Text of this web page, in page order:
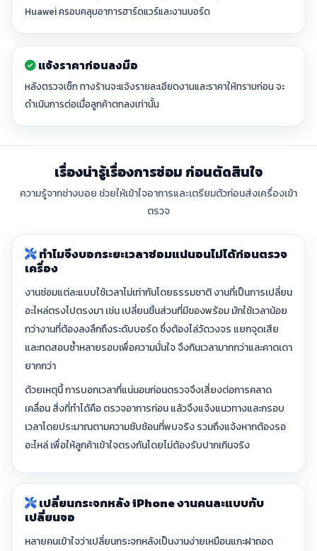
Huawei ครอบคลุมอาการฮาร์ดแวร์และงานบอร์ด
แจ้งราคาก่อนลงมือ
หลังตรวจเช็ก ทางร้านจะแจ้งรายละเอียดงานและราคาให้ทราบก่อน จะ
ดำเนินการต่อเมื่อลูกค้าตกลงเท่านั้น
เรื่องน่ารู้เรื่องการซ่อม ก่อนตัดสินใจ
ความรู้จากช่างบอย ช่วยให้เข้าใจอาการและเตรียมตัวก่อนส่งเครื่องเข้า
ตรวจ
ทำไมจึงบอกระยะเวลาซ่อมแน่นอนไม่ได้ก่อนตรวจ
เครื่อง
งานซ่อมแต่ละแบบใช้เวลาไม่เท่ากันโดยธรรมชาติ งานที่เป็นการเปลี่ยน
อะไหล่ตรงไปตรงมา เช่น เปลี่ยนชิ้นส่วนที่มีของพร้อม มักใช้เวลาน้อย
กว่างานที่ต้องลงลึกถึงระดับบอร์ด ซึ่งต้องไล่วัดวงจร แยกจุดเสีย
และทดสอบซ้ำหลายรอบเพื่อความมั่นใจ จึงกินเวลามากกว่าและคาดเดา
ยากกว่า
ด้วยเหตุนี้ การบอกเวลาที่แน่นอนก่อนตรวจจึงเสี่ยงต่อการคลาด
เคลื่อน สิ่งที่ทำได้คือ ตรวจอาการก่อน แล้วจึงแจ้งแนวทางและกรอบ
เวลาโดยประมาณตามความซับซ้อนที่พบจริง รวมถึงแจ้งหากต้องรอ
อะไหล่ เพื่อให้ลูกค้าเข้าใจตรงกันโดยไม่ต้องรับปากเกินจริง
เปลี่ยนกระจกหลัง iPhone งานคนละแบบกับ
เปลี่ยนจอ
หลายคนเข้าใจว่าเปลี่ยนกระจกหลังเป็นงานง่ายเหมือนแกะฝาถอด